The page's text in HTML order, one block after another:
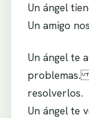
Un ángel
Un amigo
Un ángel te
problemas.
resolverlos.
Un ángel te